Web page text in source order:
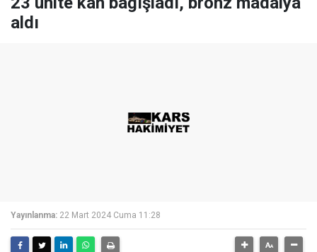
aldı
Yayınlanma: 22 Mart 2024 Cuma 11:28